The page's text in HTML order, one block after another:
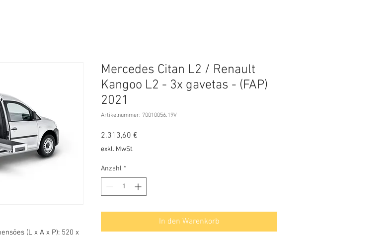
(L x A x P): 520 x
Mercedes Citan L2 / Renault
Kangoo L2 - 3x gavetas - (FAP)
2021
Artikelnummer: 70010056.19V
2.313,60 €
exkl. MwSt.
Anzahl *
In den Warenkorb